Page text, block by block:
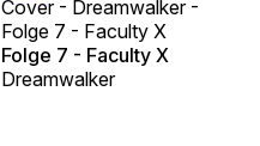
Cover - Dreamwalker -
Folge 7 - Faculty X
Folge 7 - Faculty X
Dreamwalker